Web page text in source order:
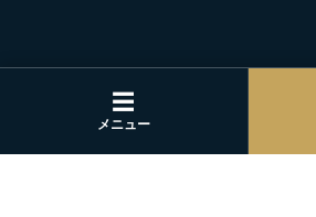
Copyright © All
☰
メニュー